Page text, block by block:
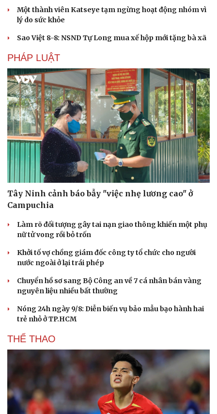
Du lịch
Tư vấn
Săn Tour
Podcast
Câu chuyện thời sự
Kể chuyện cho bé
Một thành viên Katseye tạm ngừng hoạt động nhóm vì
lý do sức khỏe
Sao Việt 8-8: NSND Tự Long mua xế hộp mới tặng bà xã
PHÁP LUẬT
Tây Ninh cảnh báo bẫy "việc nhẹ lương cao" ở
Campuchia
Làm rõ đối tượng gây tai nạn giao thông khiến một phụ
nữ tử vong rồi bỏ trốn
Khởi tố vợ chồng giám đốc công ty tổ chức cho người
nước ngoài ở lại trái phép
Chuyển hồ sơ sang Bộ Công an về 7 cá nhân bán vàng
nguyên liệu nhiều bất thường
Nóng 24h ngày 9/8: Diễn biến vụ bảo mẫu bạo hành hai
trẻ nhỏ ở TP.HCM
THỂ THAO